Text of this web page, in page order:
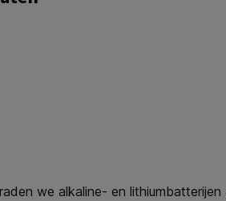
we alkaline- en